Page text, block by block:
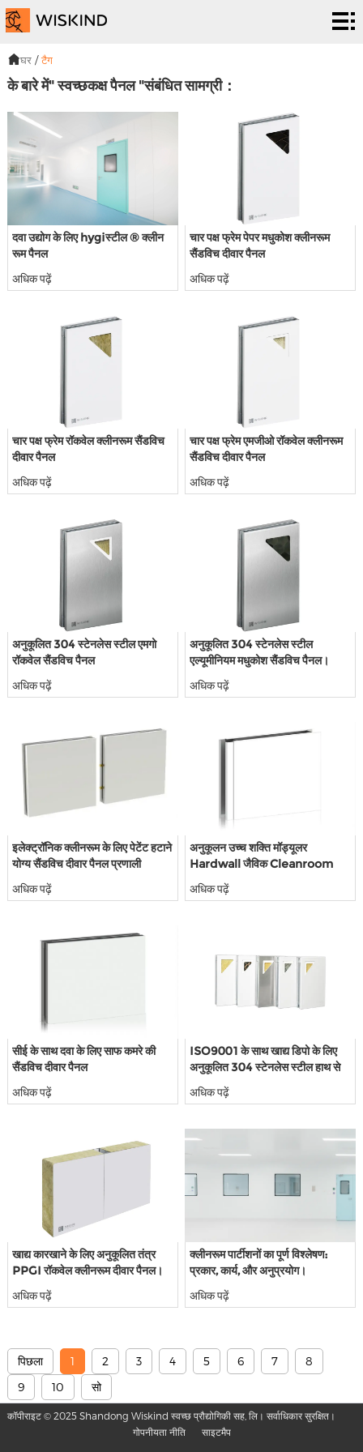
स्वच्छकक्ष
प्रणाली
ईपीसी
सेवाएं
समानुपात
Possible
correct
परियोजना
हमारे
समाचार
कार्यक्रम
हमसे
संपर्क
घर/टैग
के बारे में" स्वच्छकक्ष पैनल "संबंधित सामग्री：
दवा उद्योग के लिए hygiस्टील ® क्लीन
रूम पैनल
अधिक पढ़ें
चार पक्ष फ्रेम पेपर मधुकोश क्लीनरूम
सैंडविच दीवार पैनल
अधिक पढ़ें
चार पक्ष फ्रेम रॉकवेल क्लीनरूम सैंडविच
दीवार पैनल
अधिक पढ़ें
चार पक्ष फ्रेम एमजीओ रॉकवेल क्लीनरूम
सैंडविच दीवार पैनल
अधिक पढ़ें
अनुकूलित 304 स्टेनलेस स्टील एमगो
रॉकवेल सैंडविच पैनल
अधिक पढ़ें
अनुकूलित 304 स्टेनलेस स्टील
एल्यूमीनियम मधुकोश सैंडविच पैनल।
अधिक पढ़ें
इलेक्ट्रॉनिक क्लीनरूम के लिए पेटेंट हटाने
योग्य सैंडविच दीवार पैनल प्रणाली
अधिक पढ़ें
अनुकूलन उच्च शक्ति मॉड्यूलर
Hardwall जैविक Cleanroom
दीवार पैनल
अधिक पढ़ें
सीई के साथ दवा के लिए साफ कमरे की
सैंडविच दीवार पैनल
अधिक पढ़ें
ISO9001 के साथ खाद्य डिपो के लिए
अनुकूलित 304 स्टेनलेस स्टील हाथ से
बने क्लीन रूम सैंडविच पैनल
अधिक पढ़ें
खाद्य कारखाने के लिए अनुकूलित तंत्र
PPGI रॉकवेल क्लीनरूम दीवार पैनल।
अधिक पढ़ें
क्लीनरूम पार्टीशनों का पूर्ण विश्लेषण:
प्रकार, कार्य, और अनुप्रयोग।
अधिक पढ़ें
पिछला 1 2 3 4 5 6 7
8
9
10 सो
कॉपीराइट © 2025 Shandong Wiskind स्वच्छ प्रौद्योगिकी सह, लि। सर्वाधिकार सुरक्षित।
गोपनीयता नीति
साइटमैप